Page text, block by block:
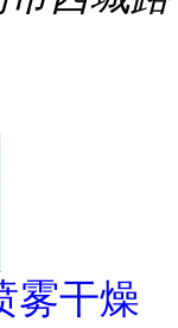
雾干燥